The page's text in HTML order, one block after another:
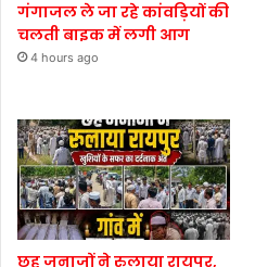
गंगाजल ले जा रहे कांवड़ियों की
चलती बाइक में लगी आग
4 hours ago
छह जनाजों ने रुलाया रायपुर,